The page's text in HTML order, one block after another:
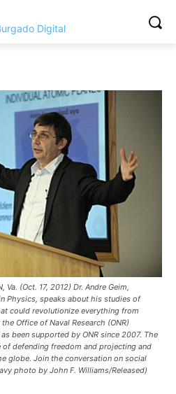
Va. (Oct. 17, 2012) Dr. Andre Geim,
Physics, speaks about his studies of
could revolutionize everything from
Office of Naval Research (ONR)
been supported by ONR since 2007. The
of defending freedom and projecting and
globe. Join the conversation on social
photo by John F. Williams/Released)